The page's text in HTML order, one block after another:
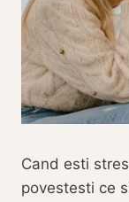
Cand esti
povestesti ce